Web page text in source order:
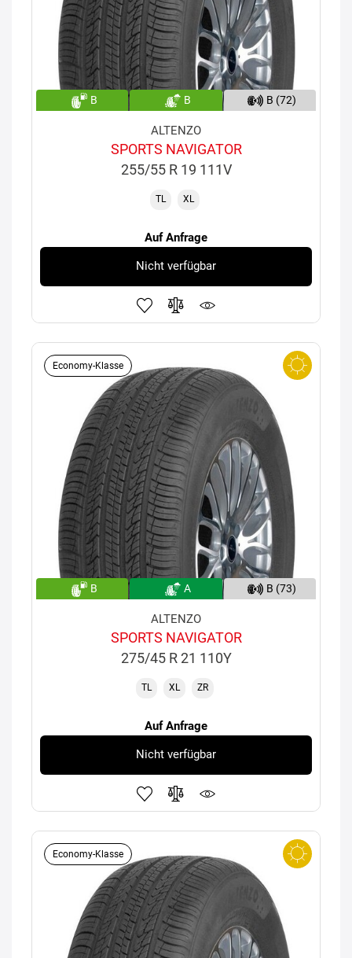
B B B (72)
ALTENZO
SPORTS NAVIGATOR
255/55 R 19 111V
TL XL
Auf Anfrage
Nicht verfügbar
Economy-Klasse
B A B (73)
ALTENZO
SPORTS NAVIGATOR
275/45 R 21 110Y
TL XL ZR
Auf Anfrage
Nicht verfügbar
Economy-Klasse